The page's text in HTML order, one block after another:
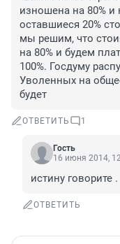
изношена на 80% и
оставшиеся 20%
мы решим, что
на 80% и будем
100%. Госдуму
Уволенных на
будет
ОТВЕТИТЬ 1
Гость
16 июня 2014,
истину говорите .
ОТВЕТИТЬ